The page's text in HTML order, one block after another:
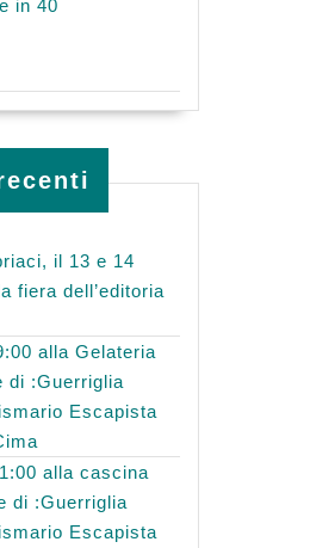
in 40
il 13 e 14
fiera dell’editoria
alla Gelateria
di :Guerriglia
Escapista
alla cascina
di :Guerriglia
Escapista